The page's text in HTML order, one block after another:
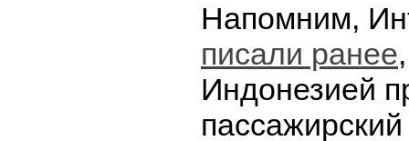
Напомним,
писали ранее
Индонезией